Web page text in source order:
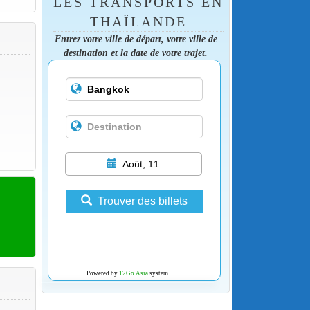
THAÏLANDE
Entrez votre ville de départ, votre ville de
destination et la date de votre trajet.
Août, 11
Trouver des billets
Powered by 12Go Asiasystem